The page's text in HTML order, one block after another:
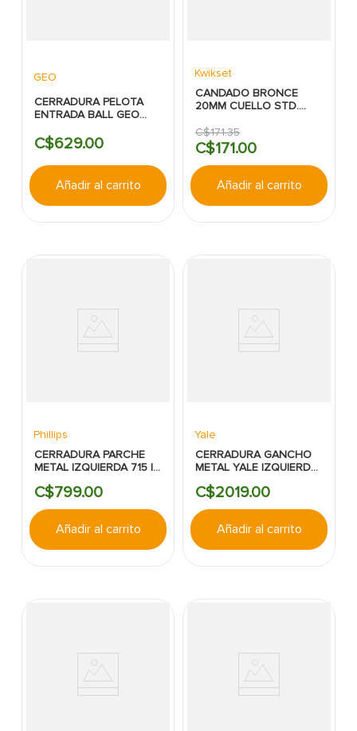
GEO
CERRADURA PELOTA
ENTRADA BALL GEO
C$629.00
Añadir al carrito
Kwikset
CANDADO BRONCE
20MM CUELLO STD.
C$171.35
C$171.00
Añadir al carrito
Phillips
CERRADURA PARCHE
METAL IZQUIERDA 715 IF
C$799.00
Añadir al carrito
Yale
CERRADURA GANCHO
METAL YALE IZQUIERDA
C$2019.00
Añadir al carrito